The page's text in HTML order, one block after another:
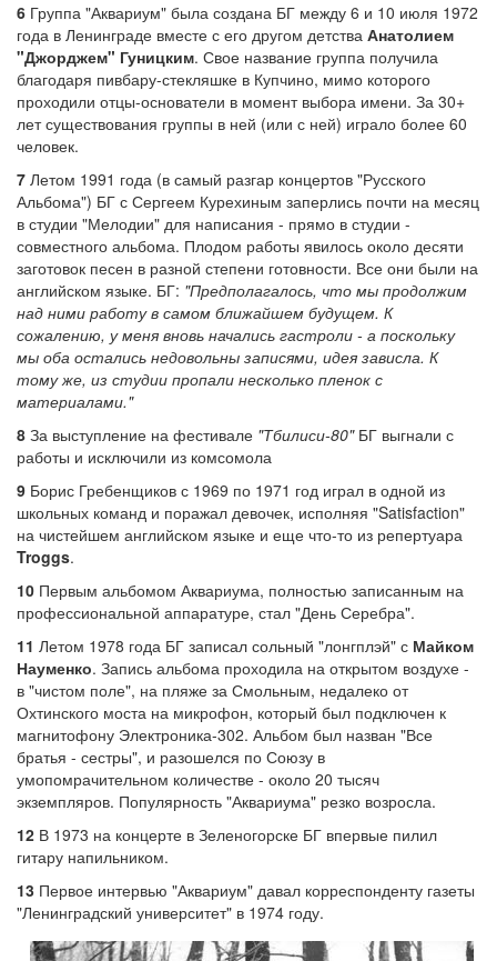
6 Группа "Аквариум" была создана БГ между 6 и 10 июля 1972
года в Ленинграде вместе с его другом детства Анатолием
"Джорджем" Гуницким. Свое название группа получила
благодаря пивбару-стекляшке в Купчино, мимо которого
проходили отцы-основатели в момент выбора имени. За 30+
лет существования группы в ней (или с ней) играло более 60
человек.
7 Летом 1991 года (в самый разгар концертов "Русского
Альбома") БГ с Сергеем Курехиным заперлись почти на месяц
в студии "Мелодии" для написания - прямо в студии -
совместного альбома. Плодом работы явилось около десяти
заготовок песен в разной степени готовности. Все они были на
английском языке. БГ: "Предполагалось, что мы продолжим
над ними работу в самом ближайшем будущем. К
сожалению, у меня вновь начались гастроли - а поскольку
мы оба остались недовольны записями, идея зависла. К
тому же, из студии пропали несколько пленок с
материалами."
8 За выступление на фестивале "Тбилиси-80"БГ выгнали с
работы и исключили из комсомола
9 Борис Гребенщиков с 1969 по 1971 год играл в одной из
школьных команд и поражал девочек, исполняя "Satisfaction"
на чистейшем английском языке и еще что-то из репертуара
Troggs.
10 Первым альбомом Аквариума, полностью записанным на
профессиональной аппаратуре, стал "День Серебра".
11 Летом 1978 года БГ записал сольный "лонгплэй" с Майком
Науменко. Запись альбома проходила на открытом воздухе -
в "чистом поле", на пляже за Смольным, недалеко от
Охтинского моста на микрофон, который был подключен к
магнитофону Электроника-302. Альбом был назван "Все
братья - сестры", и разошелся по Союзу в
умопомрачительном количестве - около 20 тысяч
экземпляров. Популярность "Аквариума" резко возросла.
12 В 1973 на концерте в Зеленогорске БГ впервые пилил
гитару напильником.
13 Первое интервью "Аквариум" давал корреспонденту газеты
"Ленинградский университет" в 1974 году.